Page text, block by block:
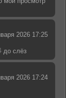
2026 17:25
до слёз
2026 17:24